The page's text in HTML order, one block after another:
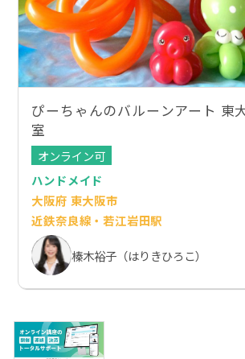
ぴーちゃんのバルーンアート 東
室
オンライン可
ハンドメイド
大阪府 東大阪市
近鉄奈良線・若江岩田駅
榛木裕子（はりきひろこ）